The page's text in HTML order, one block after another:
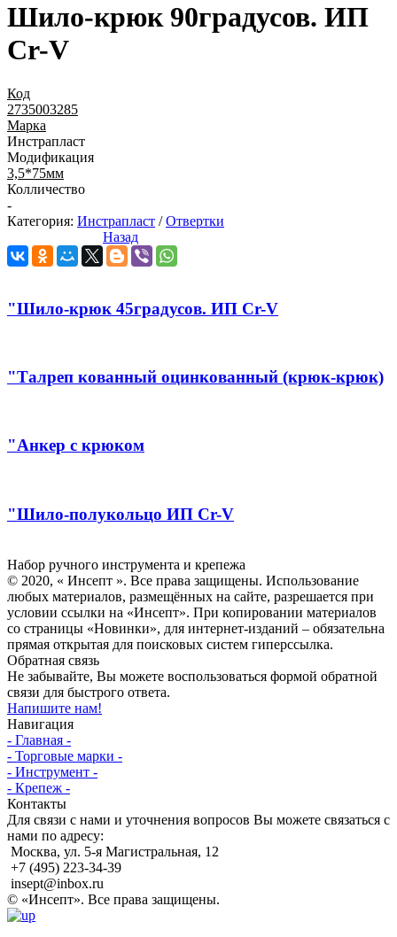
Шило-крюк 90градусов. ИП
Cr-V
Код
2735003285
Марка
Инстрапласт
Модификация
3,5*75мм
Колличество
-
Категория: Инстрапласт /Отвертки
Назад
"Шило-крюк 45градусов. ИП Cr-V
"Талреп кованный оцинкованный (крюк-крюк)
"Анкер с крюком
"Шило-полукольцо ИП Cr-V
Набор ручного инструмента и крепежа
© 2020, « Инсепт ». Все права защищены. Использование
любых материалов, размещённых на сайте, разрешается при
условии ссылки на «Инсепт». При копировании материалов
со страницы «Новинки», для интернет-изданий – обязательна
прямая открытая для поисковых систем гиперссылка.
Обратная связь
Не забывайте, Вы можете воспользоваться формой обратной
связи для быстрого ответа.
Напишите нам!
Навигация
- Главная -
- Торговые марки -
- Инструмент -
- Крепеж -
Контакты
Для связи с нами и уточнения вопросов Вы можете связаться с
нами по адресу:
Москва, ул. 5-я Магистральная, 12
+7 (495) 223-34-39
insept@inbox.ru
© «Инсепт». Все права защищены.